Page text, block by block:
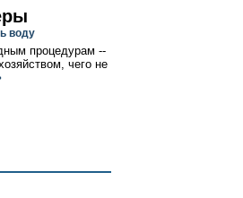
воду
процедурам --
чего не